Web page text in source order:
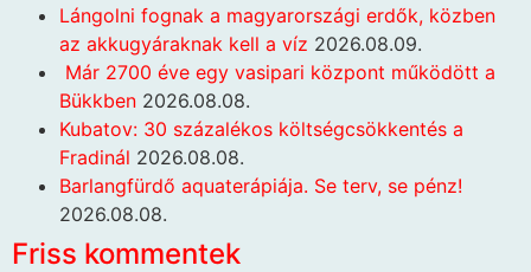
Lángolni fognak a magyarországi erdők, közben
az akkugyáraknak kell a víz 2026.08.09.
Már 2700 éve egy vasipari központ működött a
Bükkben 2026.08.08.
Kubatov: 30 százalékos költségcsökkentés a
Fradinál 2026.08.08.
Barlangfürdő aquaterápiája. Se terv, se pénz!
2026.08.08.
Friss kommentek